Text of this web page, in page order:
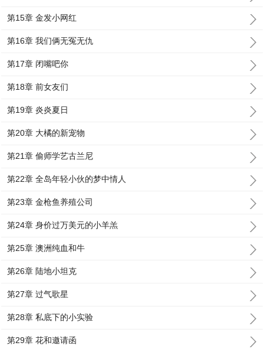
第15章 金发小网红
第16章 我们俩无冤无仇
第17章 闭嘴吧你
第18章 前女友们
第19章 炎炎夏日
第20章 大橘的新宠物
第21章 偷师学艺古兰尼
第22章 全岛年轻小伙的梦中情人
第23章 金枪鱼养殖公司
第24章 身价过万美元的小羊羔
第25章 澳洲纯血和牛
第26章 陆地小坦克
第27章 过气歌星
第28章 私底下的小实验
第29章 花和邀请函